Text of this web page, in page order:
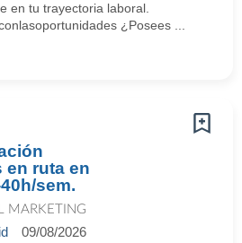
en tu trayectoria laboral.
¿Posees ...
en ruta en
sem.
MARKETING
09/08/2026